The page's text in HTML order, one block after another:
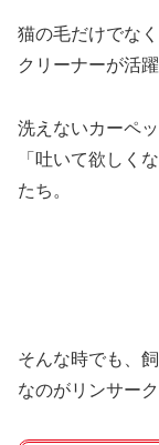
猫の毛だけでな
クリーナーが活躍
洗えないカーペ
「吐いて欲しく
たち。
そんな時でも、
なのがリンサー